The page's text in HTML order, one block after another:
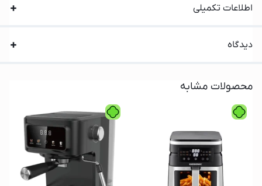
اطلاعات تکمیلی
دیدگاه
محصولات مشابه